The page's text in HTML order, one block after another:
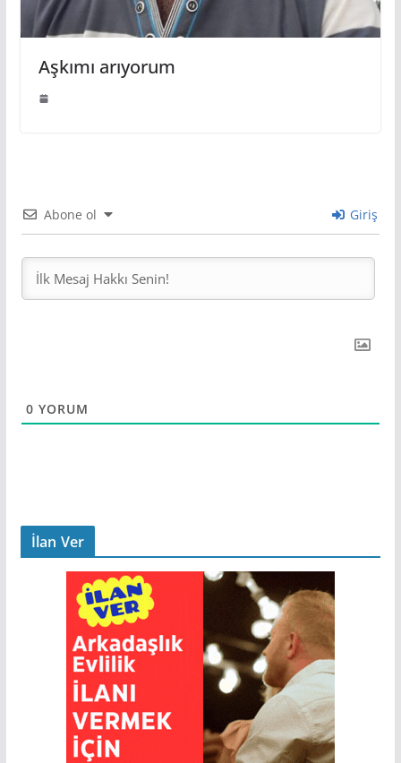
Aşkımı arıyorum
Abone ol Giriş
0 YORUM
İlan Ver